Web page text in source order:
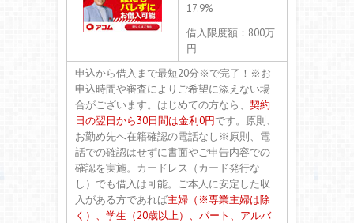
17.9%
借入限度額：800万
円
申込から借入まで最短20分※で完了！※お
申込時間や審査によりご希望に添えない場
合がございます。はじめての方なら、 契約
日の翌日から30日間は金利0円です。原則、
お勤め先へ在籍確認の電話なし※原則、電
話での確認はせずに書面やご申告内容での
確認を実施。カードレス（カード発行な
し）でも借入は可能。ご本人に安定した収
入がある方であれば主婦（※専業主婦は除
く）、学生（20歳以上）、パート、アルバ